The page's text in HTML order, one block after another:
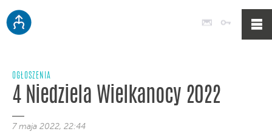
Poczta
OGŁOSZENIA
4 Niedziela Wielkanocy 2022
7 maja 2022, 22:44